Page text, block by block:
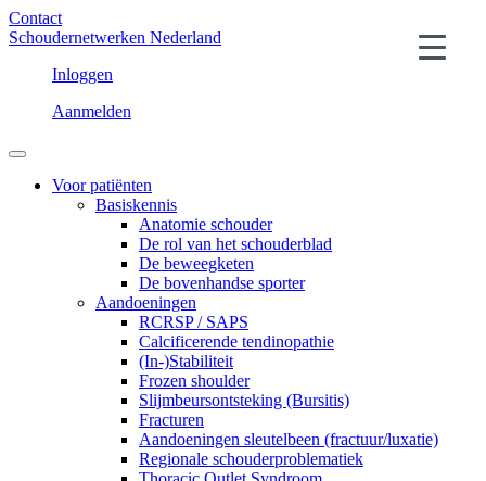
Contact
Schoudernetwerken Nederland
Inloggen
Aanmelden
Voor patiënten
Basiskennis
Anatomie schouder
De rol van het schouderblad
De beweegketen
De bovenhandse sporter
Aandoeningen
RCRSP / SAPS
Calcificerende tendinopathie
(In-)Stabiliteit
Frozen shoulder
Slijmbeursontsteking (Bursitis)
Fracturen
Aandoeningen sleutelbeen (fractuur/luxatie)
Regionale schouderproblematiek